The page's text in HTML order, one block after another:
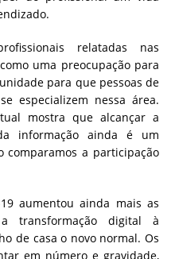
relatadas nas
uma preocupação para
para que pessoas de
especializem nessa área.
mostra que alcançar a
informação ainda é um
comparamos a participação
aumentou ainda mais as
transformação digital à
de casa o novo normal. Os
em número e gravidade,